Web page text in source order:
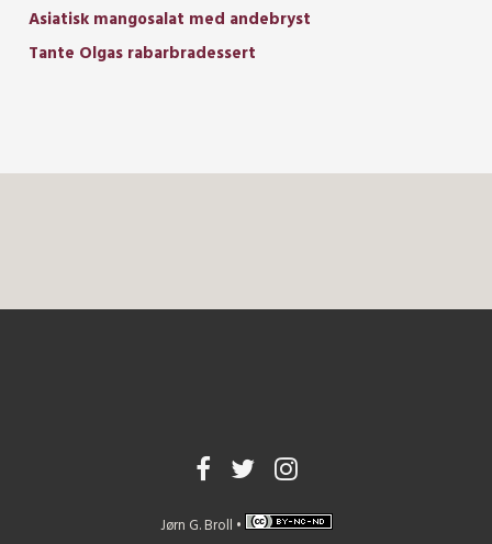
Asiatisk mangosalat med andebryst
Tante Olgas rabarbradessert
Jørn G. Broll •